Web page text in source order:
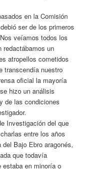
en la Comisión
ser de los primeros
veíamos todos los
redactábamos un
atropellos cometidos
transcendía nuestro
oficial la mayoría
hizo un análisis
de las condiciones
Investigación del que
entre los años
Bajo Ebro aragonés,
que todavía
estaba en minoría o